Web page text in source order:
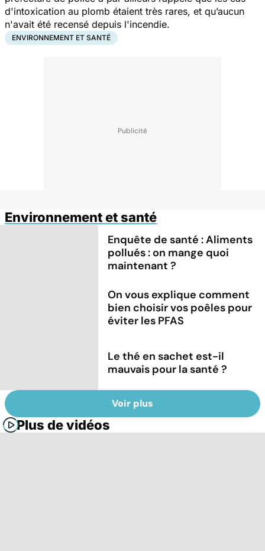
d'intoxication au plomb étaient très rares, et qu’aucun
n'avait été recensé depuis l'incendie.
ENVIRONNEMENT ET SANTÉ
Environnement et santé
Enquête de santé : Aliments
pollués : on mange quoi
maintenant ?
On vous explique comment
bien choisir vos poêles pour
éviter les PFAS
Le thé en sachet est-il
mauvais pour la santé ?
Voir plus
Plus de vidéos